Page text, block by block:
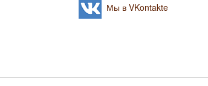
Мы в VKontakte